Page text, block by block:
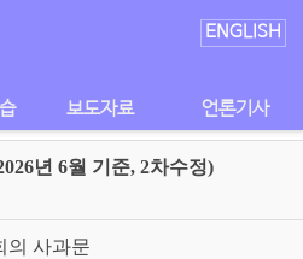
ENGLISH
보도자료 언론기사
년 6월 기준, 2차수정)
의 사과문